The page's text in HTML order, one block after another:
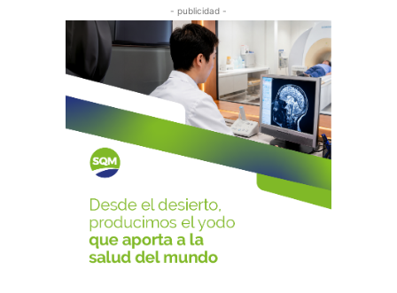
- publicidad -